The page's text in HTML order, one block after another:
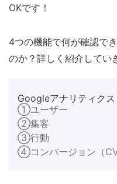
OKです！
4つの機能で何が確認で
のか？詳しく紹介してい
Googleアナリティク
①ユーザー
②集客
③行動
④コンバージョン（CV